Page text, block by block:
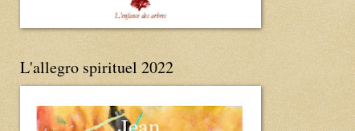
L'allegro spirituel 2022